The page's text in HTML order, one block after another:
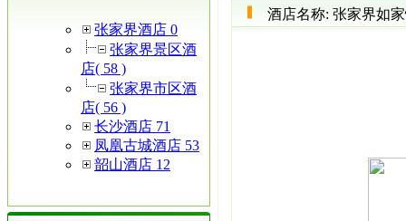
张家界酒店 0
张家界景区酒
店( 58 )
张家界市区酒
店( 56 )
长沙酒店 71
凤凰古城酒店 53
韶山酒店 12
酒店名称: 张家界如